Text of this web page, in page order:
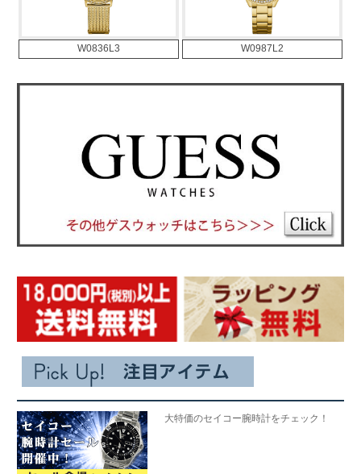
W0836L3 W0987L2
大特価のセイコー腕時計をチェック！